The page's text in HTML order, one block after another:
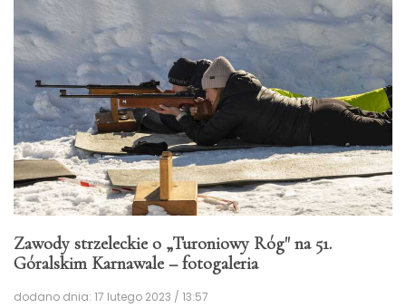
Zawody strzeleckie o „Turoniowy Róg" na 51.
Góralskim Karnawale – fotogaleria
dodano dnia: 17 lutego 2023 / 13:57